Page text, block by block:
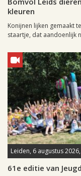
kleuren
Konijnen lijken gemaakt
staartje, dat aandoenlijk
Leiden, 6 augustus
61e editie van